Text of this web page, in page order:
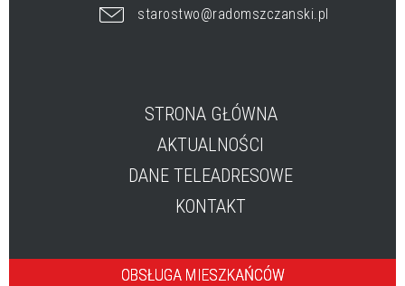
starostwo@radomszczanski.pl
STRONA GŁÓWNA
AKTUALNOŚCI
DANE TELEADRESOWE
KONTAKT
OBSŁUGA MIESZKAŃCÓW